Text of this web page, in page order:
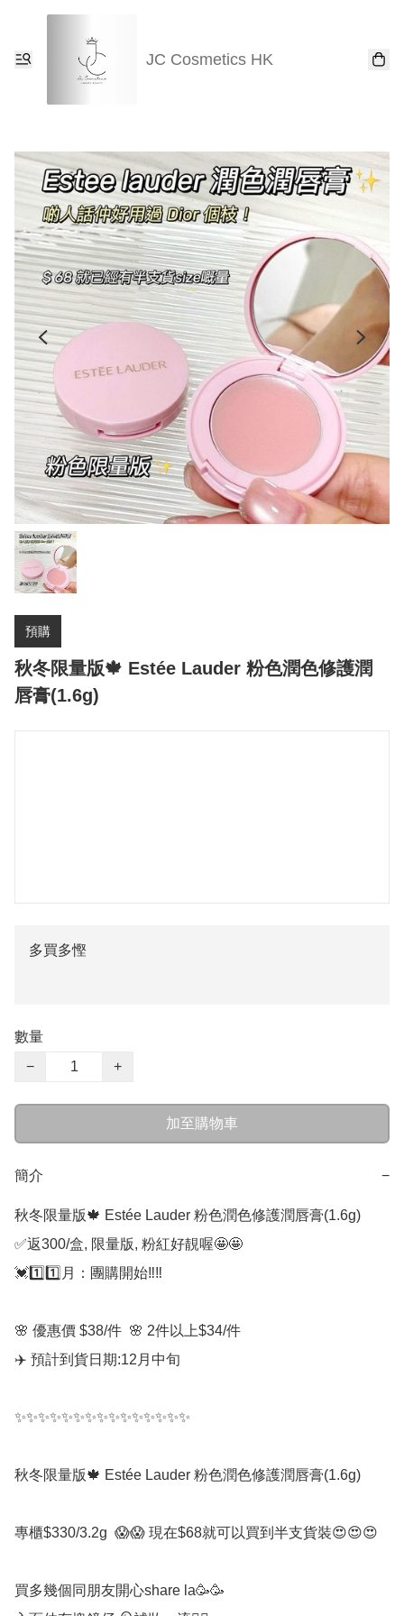
JC Cosmetics HK
預購
秋冬限量版🍁 Estée Lauder 粉色潤色修護潤
唇膏(1.6g)
多買多慳
數量
−
+
加至購物車
簡介 −
秋冬限量版🍁 Estée Lauder 粉色潤色修護潤唇膏(1.6g)
✅返300/盒, 限量版, 粉紅好靚喔🤩🤩
💓1️⃣1️⃣月：團購開始‼️‼️
🌸 優惠價 $38/件  🌸 2件以上$34/件
✈️ 預計到貨日期:12月中旬
✨✨✨✨✨✨✨✨✨✨✨✨✨✨✨
秋冬限量版🍁 Estée Lauder 粉色潤色修護潤唇膏(1.6g)
專櫃$330/3.2g  😱😱 現在$68就可以買到半支貨裝😍😍😍
買多幾個同朋友開心share la🥳🥳